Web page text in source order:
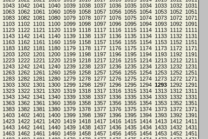
1031
1032
1033
1034
1035
1036
1037
1038
1039
1040
1041
1042
1043
1051
1052
1053
1054
1055
1056
1057
1058
1059
1060
1061
1062
1063
1071
1072
1073
1074
1075
1076
1077
1078
1079
1080
1081
1082
1083
1091
1092
1093
1094
1095
1096
1097
1098
1099
1100
1101
1102
1103
1111
1112
1113
1114
1115
1116
1117
1118
1119
1120
1121
1122
1123
1131
1132
1133
1134
1135
1136
1137
1138
1139
1140
1141
1142
1143
1151
1152
1153
1154
1155
1156
1157
1158
1159
1160
1161
1162
1163
1171
1172
1173
1174
1175
1176
1177
1178
1179
1180
1181
1182
1183
1191
1192
1193
1194
1195
1196
1197
1198
1199
1200
1201
1202
1203
1211
1212
1213
1214
1215
1216
1217
1218
1219
1220
1221
1222
1223
1231
1232
1233
1234
1235
1236
1237
1238
1239
1240
1241
1242
1243
1251
1252
1253
1254
1255
1256
1257
1258
1259
1260
1261
1262
1263
1271
1272
1273
1274
1275
1276
1277
1278
1279
1280
1281
1282
1283
1291
1292
1293
1294
1295
1296
1297
1298
1299
1300
1301
1302
1303
1311
1312
1313
1314
1315
1316
1317
1318
1319
1320
1321
1322
1323
1331
1332
1333
1334
1335
1336
1337
1338
1339
1340
1341
1342
1343
1351
1352
1353
1354
1355
1356
1357
1358
1359
1360
1361
1362
1363
1371
1372
1373
1374
1375
1376
1377
1378
1379
1380
1381
1382
1383
1391
1392
1393
1394
1395
1396
1397
1398
1399
1400
1401
1402
1403
1411
1412
1413
1414
1415
1416
1417
1418
1419
1420
1421
1422
1423
1431
1432
1433
1434
1435
1436
1437
1438
1439
1440
1441
1442
1443
1451
1452
1453
1454
1455
1456
1457
1458
1459
1460
1461
1462
1463